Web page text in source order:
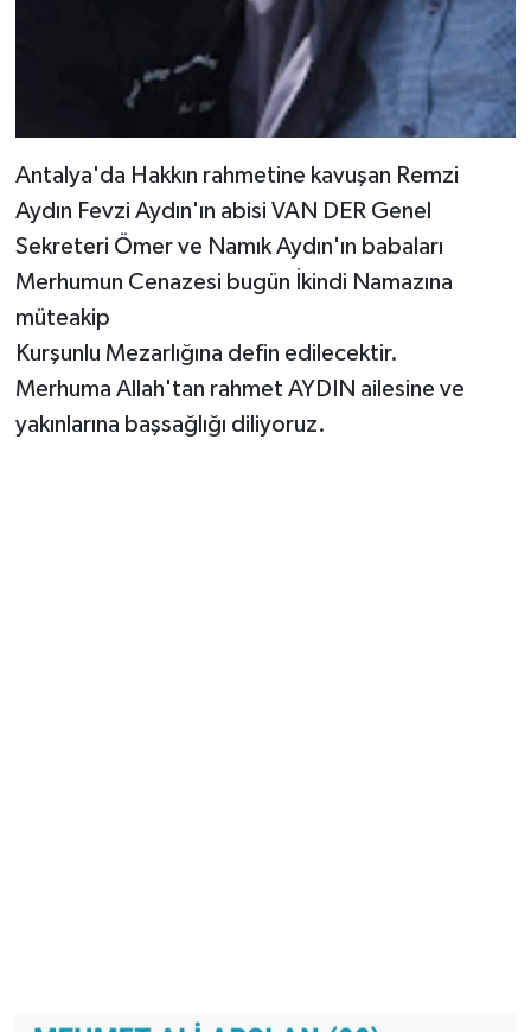
Antalya'da Hakkın rahmetine kavuşan Remzi
Aydın Fevzi Aydın'ın abisi VAN DER Genel
Sekreteri Ömer ve Namık Aydın'ın babaları
Merhumun Cenazesi bugün İkindi Namazına
müteakip
Kurşunlu Mezarlığına defin edilecektir.
Merhuma Allah'tan rahmet AYDIN ailesine ve
yakınlarına başsağlığı diliyoruz.